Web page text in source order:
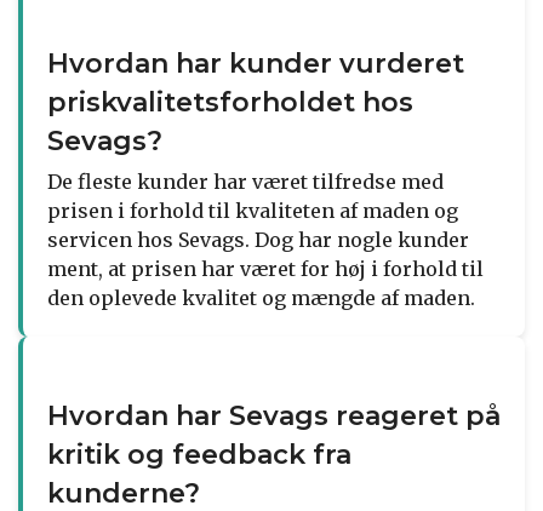
Hvordan har kunder vurderet
priskvalitetsforholdet hos
Sevags?
De fleste kunder har været tilfredse med
prisen i forhold til kvaliteten af maden og
servicen hos Sevags. Dog har nogle kunder
ment, at prisen har været for høj i forhold til
den oplevede kvalitet og mængde af maden.
Hvordan har Sevags reageret på
kritik og feedback fra
kunderne?